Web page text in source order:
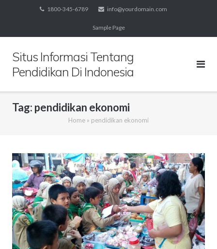
1800-345-6789 info@yourdomain.com
Sample Page
Situs Informasi Tentang
Pendidikan Di Indonesia
Tag: pendidikan ekonomi
Home » pendidikan ekonomi